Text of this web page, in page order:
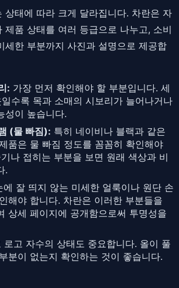
상태에 따라 크게 달라집니다. 차란은 자
제품 상태를 여러 등급으로 나누고, 소비
세한 부분까지 사진과 설명으로 제공합
: 가장 먼저 확인해야 할 부분입니다. 세
수록 목과 소매의 시보리가 늘어나거나
성이 높습니다.
(물 빠짐): 특히 네이비나 블랙과 같은
품은 물 빠짐 정도를 꼼꼼히 확인해야
나 접히는 부분을 보면 원래 색상과 비
.
에 잘 띄지 않는 미세한 얼룩이나 원단 손
해야 합니다. 차란은 이러한 부분들을
상세 페이지에 공개함으로써 투명성을
로고 자수의 상태도 중요합니다. 올이 풀
분이 없는지 확인하는 것이 좋습니다.